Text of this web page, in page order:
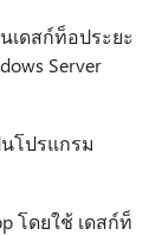
ดสก์ท็อประยะ
Server
โปรแกรม
โดยใช้ เดสก์ท็